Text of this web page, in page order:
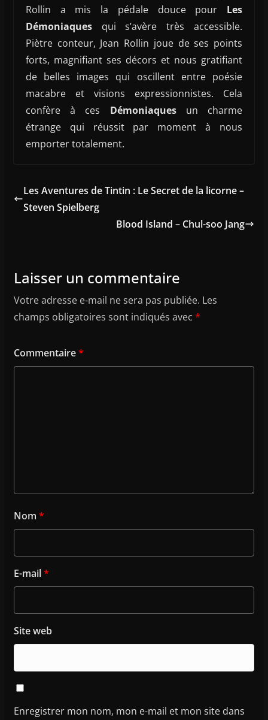
Rollin a mis la pédale douce pour Les
Démoniaquesqui s’avère très accessible.
Piètre conteur, Jean Rollin joue de ses points
forts, magnifiant ses décors et nous gratifiant
de belles images qui oscillent entre poésie
macabre et visions expressionnistes. Cela
confère à ces Démoniaquesun charme
étrange qui réussit par moment à nous
emporter totalement.
Les Aventures de Tintin : Le Secret de la licorne –
Steven Spielberg
Blood Island – Chul-soo Jang
Laisser un commentaire
Votre adresse e-mail ne sera pas publiée. Les
champs obligatoires sont indiqués avec *
Commentaire*
Nom *
E-mail*
Site web
Enregistrer mon nom, mon e-mail et mon site dans